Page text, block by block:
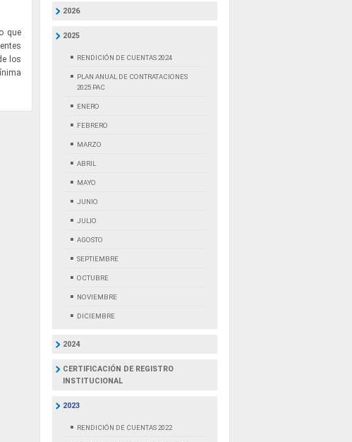
que
los
2026
2025
RENDICIÓN DE CUENTAS 2024
PLAN ANUAL DE CONTRATACIONES
2025 PAC
ENERO
FEBRERO
MARZO
ABRIL
MAYO
JUNIO
JULIO
AGOSTO
SEPTIEMBRE
OCTUBRE
NOVIEMBRE
DICIEMBRE
2024
CERTIFICACIÓN DE REGISTRO
INSTITUCIONAL
2023
RENDICIÓN DE CUENTAS 2022